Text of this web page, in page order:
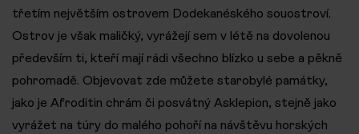
třetím největším ostrovem Dodekanéského souostroví.
Ostrov je však maličký, vyrážejí sem v létě na dovolenou
především ti, kteří mají rádi všechno blízko u sebe a pěkně
pohromadě. Objevovat zde můžete starobylé památky,
jako je Afroditin chrám či posvátný Asklepion, stejně jako
vyrážet na túry do malého pohoří na návštěvu horských